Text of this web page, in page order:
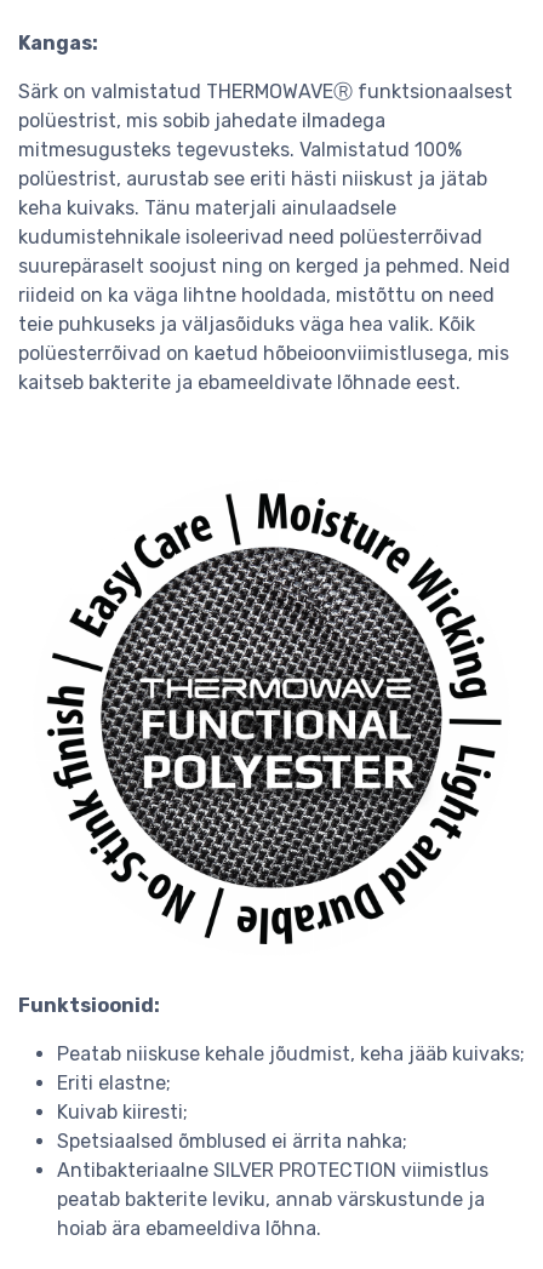
Kangas:
Särk on valmistatud THERMOWAVEⓇ funktsionaalsest
polüestrist, mis sobib jahedate ilmadega
mitmesugusteks tegevusteks. Valmistatud 100%
polüestrist, aurustab see eriti hästi niiskust ja jätab
keha kuivaks. Tänu materjali ainulaadsele
kudumistehnikale isoleerivad need polüesterrõivad
suurepäraselt soojust ning on kerged ja pehmed. Neid
riideid on ka väga lihtne hooldada, mistõttu on need
teie puhkuseks ja väljasõiduks väga hea valik. Kõik
polüesterrõivad on kaetud hõbeioonviimistlusega, mis
kaitseb bakterite ja ebameeldivate lõhnade eest.
Funktsioonid:
Peatab niiskuse kehale jõudmist, keha jääb kuivaks;
Eriti elastne;
Kuivab kiiresti;
Spetsiaalsed õmblused ei ärrita nahka;
Antibakteriaalne SILVER PROTECTION viimistlus
peatab bakterite leviku, annab värskustunde ja
hoiab ära ebameeldiva lõhna.